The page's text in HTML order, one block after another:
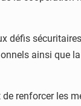
défis
ainsi que
renforcer les